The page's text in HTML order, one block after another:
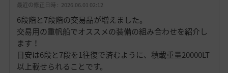
り
最近の修正日時 : 2026.06.01 02:12
6段階と7段階の交易品が増えました。
交易用の重帆船でオススメの装備の組み合わせを紹介し
ます！
目安は6段と7段を1往復で済むように、積載重量20000LT
以上載せられることです。